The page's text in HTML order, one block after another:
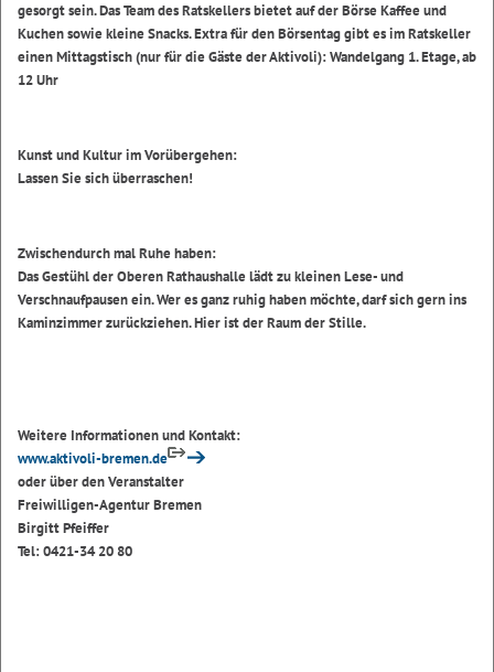
gesorgt sein. Das Team des Ratskellers bietet auf der Börse Kaffee und
Kuchen sowie kleine Snacks. Extra für den Börsentag gibt es im Ratskeller
einen Mittagstisch (nur für die Gäste der Aktivoli):Wandelgang 1. Etage, ab
12 Uhr
Kunst und Kultur im Vorübergehen:
Lassen Sie sich überraschen!
Zwischendurch mal Ruhe haben:
Das Gestühl der Oberen Rathaushalle lädt zu kleinen Lese- und
Verschnaufpausen ein. Wer es ganz ruhig haben möchte, darf sich gern ins
Kaminzimmerzurückziehen. Hier ist der Raum der Stille.
Weitere Informationen und Kontakt:
www.aktivoli-bremen.de
oder über den Veranstalter
Freiwilligen-Agentur Bremen
Birgitt Pfeiffer
Tel: 0421-34 20 80